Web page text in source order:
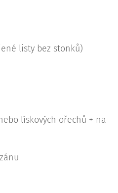
listy bez stonků)
lískových ořechů + na